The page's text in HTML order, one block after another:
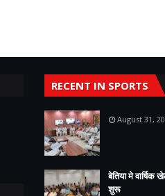
RECENT IN SPORTS
August 31,
बेतिया मे वार्षिक
शुरू